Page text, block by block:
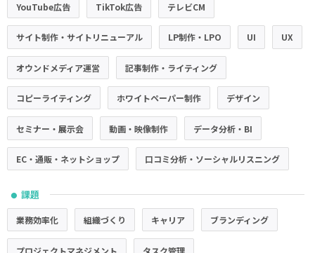
YouTube広告 TikTok広告 テレビCM
サイト制作・サイトリニューアル LP制作・LPO UI UX
オウンドメディア運営 記事制作・ライティング
コピーライティング ホワイトペーパー制作 デザイン
セミナー・展示会 動画・映像制作 データ分析・BI
EC・通販・ネットショップ 口コミ分析・ソーシャルリスニング
● 課題
業務効率化 組織づくり キャリア ブランディング
プロジェクトマネジメント タスク管理